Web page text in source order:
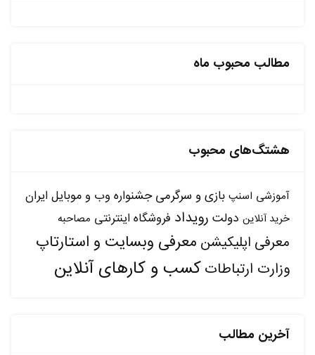
مطالب محبوب ماه
هشتگ‌های محبوب
آموزشی اسنپ بازی و سرگرمی جشنواره وب و موبایل ایران
خرید آنلاین دولت رویداد فروشگاه اینترنتی مصاحبه
معرفی اپلیکیشن معرفی وبسایت و استارتاپ
وزارت ارتباطاتکسب و کارهای آنلاین
آخرین مطالب